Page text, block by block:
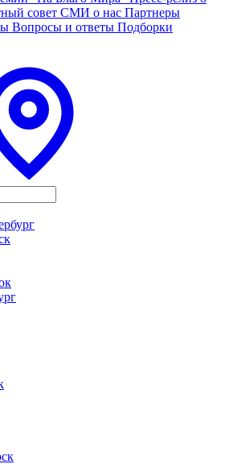
совет СМИ о нас Партнеры
Вопросы и ответы Подборки